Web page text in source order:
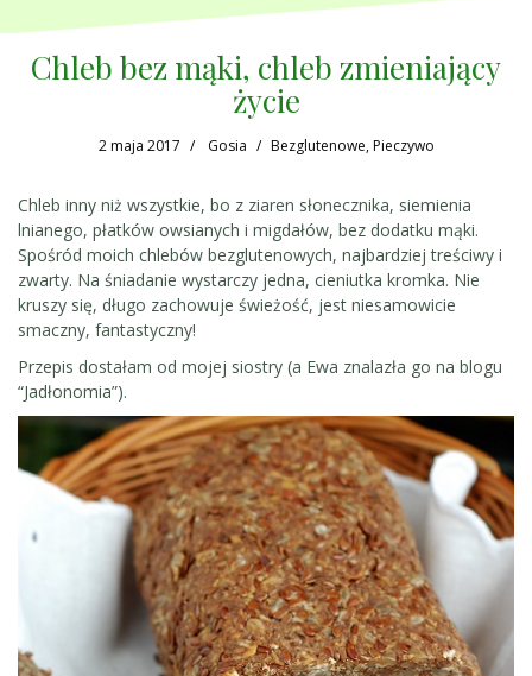
Chleb bez mąki, chleb zmieniający
życie
2 maja 2017 Gosia Bezglutenowe,Pieczywo
Chleb inny niż wszystkie, bo z ziaren słonecznika, siemienia
lnianego, płatków owsianych i migdałów, bez dodatku mąki.
Spośród moich chlebów bezglutenowych, najbardziej treściwy i
zwarty. Na śniadanie wystarczy jedna, cieniutka kromka. Nie
kruszy się, długo zachowuje świeżość, jest niesamowicie
smaczny, fantastyczny!
Przepis dostałam od mojej siostry (a Ewa znalazła go na blogu
“Jadłonomia”).